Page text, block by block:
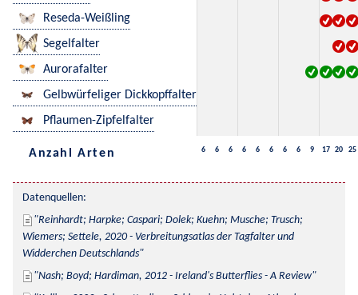
Reseda-Weißling
Segelfalter
Aurorafalter
Gelbwürfeliger Dickkopffalter
Pflaumen-Zipfelfalter
Anzahl Arten 6 6 6 6 6 6 6 6 9 17 20 25
Datenquellen:
Reinhardt; Harpke; Caspari; Dolek; Kuehn; Musche; Trusch;
Wiemers; Settele, 2020 - Verbreitungsatlas der Tagfalter und
Widderchen Deutschlands
Nash; Boyd; Hardiman, 2012 - Ireland's Butterflies - A Review